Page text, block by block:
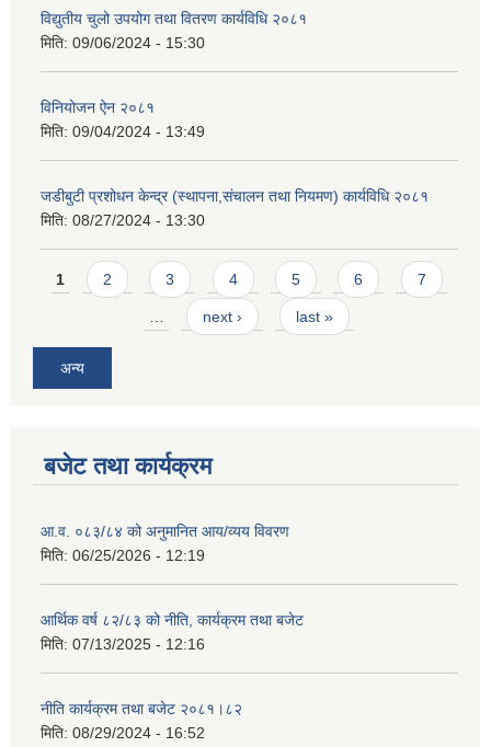
विद्युतीय चुलो उपयोग तथा वितरण कार्यविधि २०८१
मिति: 09/06/2024 - 15:30
विनियोजन ऐन २०८१
मिति: 09/04/2024 - 13:49
जडीबुटी प्रशोधन केन्द्र (स्थापना,संचालन तथा नियमण) कार्यविधि २०८१
मिति: 08/27/2024 - 13:30
Pages
1 2 3 4 5 6 7
… next › last »
अन्य
बजेट तथा कार्यक्रम
आ.व. ०८३/८४ को अनुमानित आय/व्यय विवरण
मिति: 06/25/2026 - 12:19
आर्थिक वर्ष ८२/८३ को नीति, कार्यक्रम तथा बजेट
मिति: 07/13/2025 - 12:16
नीति कार्यक्रम तथा बजेट २०८१।८२
मिति: 08/29/2024 - 16:52